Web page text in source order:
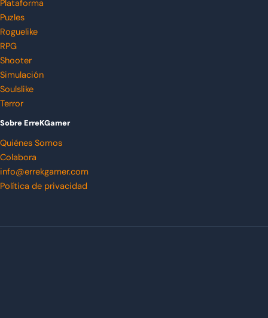
Plataforma
Puzles
Roguelike
RPG
Shooter
Simulación
Soulslike
Terror
Sobre ErreKGamer
Quiénes Somos
Colabora
info@errekgamer.com
Política de privacidad